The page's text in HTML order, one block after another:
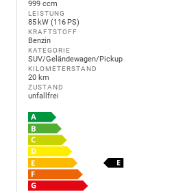
999 ccm
LEISTUNG
85 kW (116 PS)
KRAFTSTOFF
Benzin
KATEGORIE
SUV/Geländewagen/Pickup
KILOMETERSTAND
20 km
ZUSTAND
unfallfrei